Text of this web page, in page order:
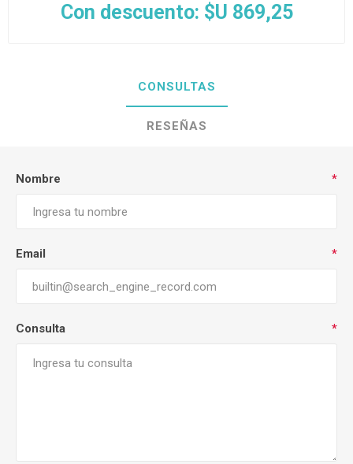
Con descuento: $U 869,25
CONSULTAS
RESEÑAS
Nombre *
Email *
Consulta *